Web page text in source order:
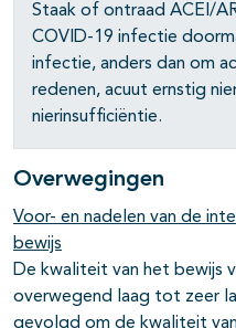
open- en
Staak of ontraad ACEI/
COVID-19 infectie
infectie, anders dan om
redenen, acuut ernstig
nierinsufficiëntie.
Overwegingen
Voor- en nadelen van de
bewijs
De kwaliteit van het bewijs
overwegend laag tot zeer
gevolgd om de kwaliteit